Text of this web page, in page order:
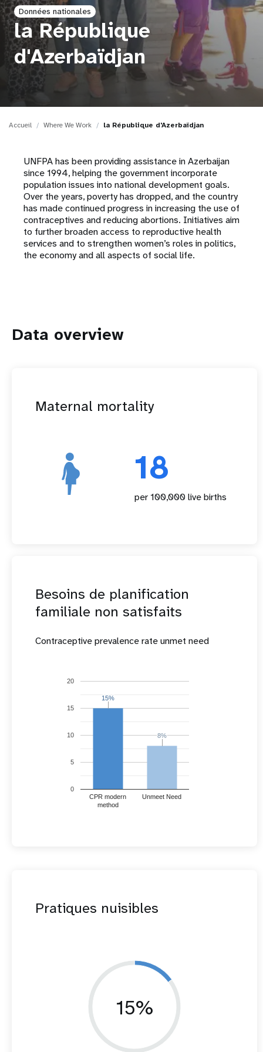
t
o
Données nationales
la République
d'Azerbaïdjan
Accueil Where We Work la République d'Azerbaïdjan
UNFPA has been providing assistance in Azerbaijan
since 1994, helping the government incorporate
population issues into national development goals.
Over the years, poverty has dropped, and the country
has made continued progress in increasing the use of
contraceptives and reducing abortions. Initiatives aim
to further broaden access to reproductive health
services and to strengthen women’s roles in politics,
the economy and all aspects of social life.
Data overview
Maternal mortality
18
per 100,000 live births
Besoins de planification
familiale non satisfaits
Contraceptive prevalence rate unmet need
CPR modern
method
Unmeet Need
0
5
10
15
20
15%
15%
8%
8%
Pratiques nuisibles
15%